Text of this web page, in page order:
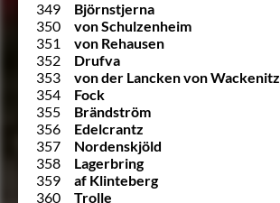
349
Björnstjerna
350
von Schulzenheim
351
von Rehausen
352
Drufva
353
von der Lancken von Wackenitz
354
Fock
355
Brändström
356
Edelcrantz
357
Nordenskjöld
358
Lagerbring
359
af Klinteberg
360
Trolle